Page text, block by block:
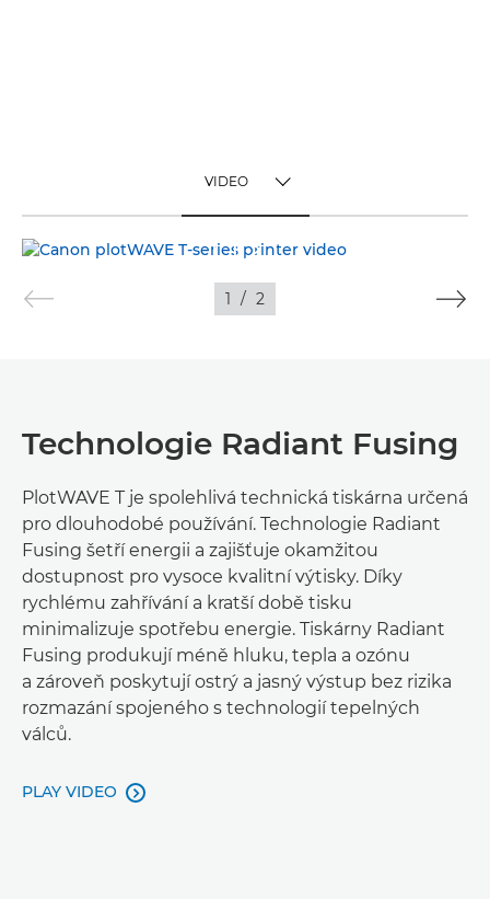
VIDEO
VIDEO
OBRÁZKY
1 / 2
Technologie Radiant Fusing
PlotWAVE T je spolehlivá technická tiskárna určená
pro dlouhodobé používání. Technologie Radiant
Fusing šetří energii a zajišťuje okamžitou
dostupnost pro vysoce kvalitní výtisky. Díky
rychlému zahřívání a kratší době tisku
minimalizuje spotřebu energie. Tiskárny Radiant
Fusing produkují méně hluku, tepla a ozónu
a zároveň poskytují ostrý a jasný výstup bez rizika
rozmazání spojeného s technologií tepelných
válců.
PLAY VIDEO 